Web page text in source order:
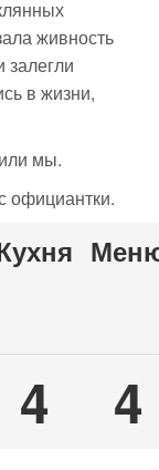
живность
залегли
в жизни,
мы.
официантки.
4 4